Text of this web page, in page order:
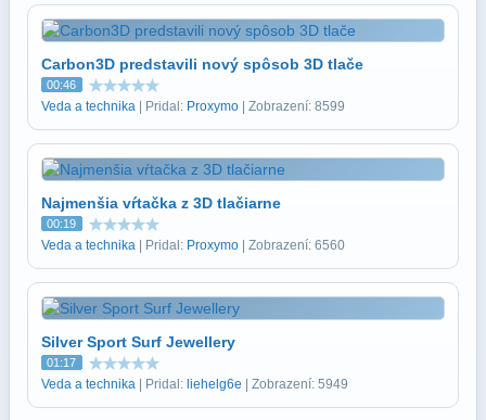
Carbon3D predstavili nový spôsob 3D tlače
00:46
Veda a technika | Pridal: Proxymo | Zobrazení: 8599
Najmenšia vŕtačka z 3D tlačiarne
00:19
Veda a technika | Pridal: Proxymo | Zobrazení: 6560
Silver Sport Surf Jewellery
01:17
Veda a technika | Pridal: liehelg6e | Zobrazení: 5949